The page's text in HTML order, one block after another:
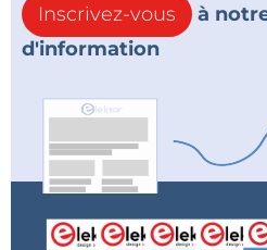
Inscrivez-vous
à
d'information